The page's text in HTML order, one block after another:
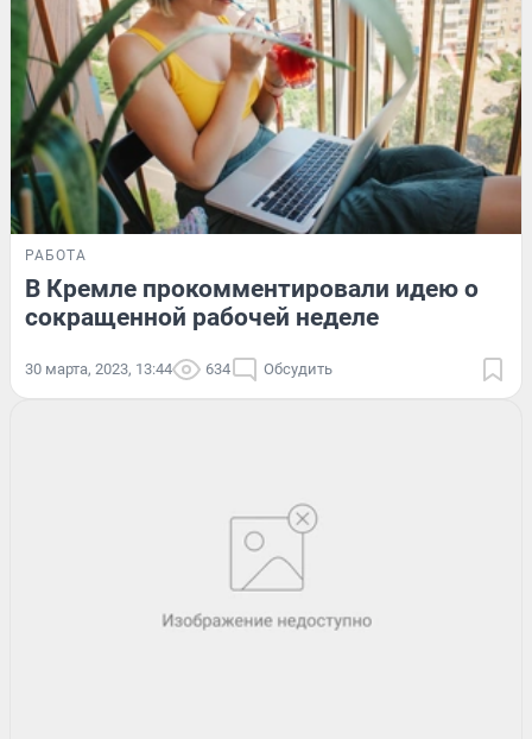
РАБОТА
В Кремле прокомментировали идею о
сокращенной рабочей неделе
30 марта, 2023, 13:44 634 Обсудить